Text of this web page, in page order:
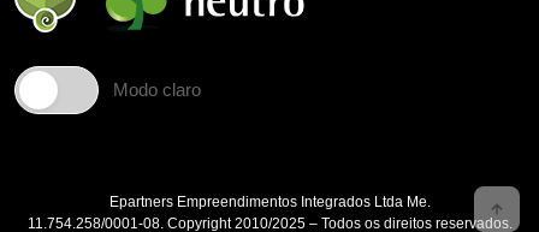
Modo claro
Epartners Empreendimentos Integrados Ltda Me.
11.754.258/0001‐08. Copyright 2010/2025 – Todos os direitos reservados.